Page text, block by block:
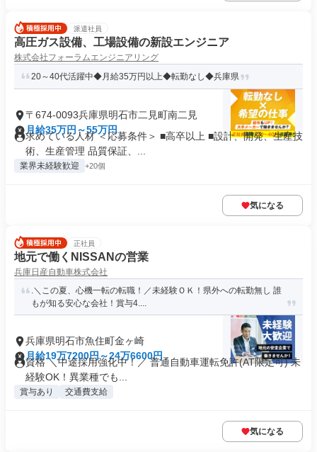
派遣社員
高圧ガス設備、工場設備の新設エンジニア
株式会社フォーラムエンジニアリング
20～40代活躍中◆月給35万円以上◆転勤なし◆兵庫県
〒674-0093兵庫県明石市二見町南二見
月給35万円～55万円
求めている人材 ＜応募条件＞ ■高卒以上 ■設計、開発、生産技
術、生産管理 品質保証、...
業界未経験歓迎 +20個
気になる
正社員
地元で働くNISSANの営業
兵庫日産自動車株式会社
.＼この夏、心機一転の転職！／未経験ＯＫ！県外への転勤無し 誰
もが知る安心な会社！賞与4....
兵庫県明石市魚住町金ヶ崎
月給19万7200円～24万6600円
資格 ＼中途採用強化中！／ 普通自動車運転免許(AT限定可) 未
経験OK！異業種でも...
賞与あり 交通費支給
気になる